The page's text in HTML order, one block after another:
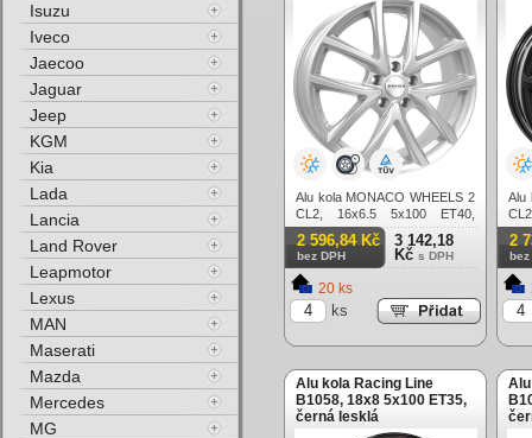
Alu kola MONACO WHEELS 2
CL2, 16x6.5 5x100 ET40,
stříbrná
2 596,84 Kč
bez DPH
3 142,18
Kč s DPH
20 ks
ks
Alu
2
bez
Alu kola Racing Line
B1058, 18x8 5x100 ET35,
černá lesklá
Isuzu
Iveco
Jaecoo
Jaguar
Jeep
KGM
Kia
Lada
Lancia
Land Rover
Leapmotor
Lexus
MAN
Maserati
Mazda
Mercedes
MG